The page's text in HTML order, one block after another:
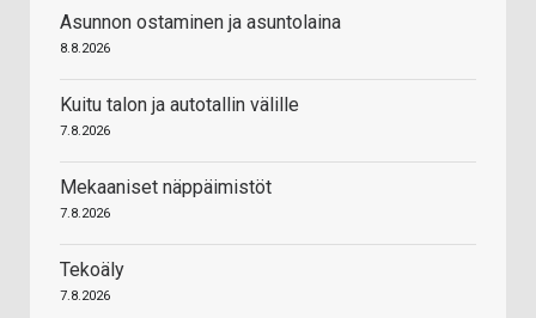
Asunnon ostaminen ja asuntolaina
8.8.2026
Kuitu talon ja autotallin välille
7.8.2026
Mekaaniset näppäimistöt
7.8.2026
Tekoäly
7.8.2026